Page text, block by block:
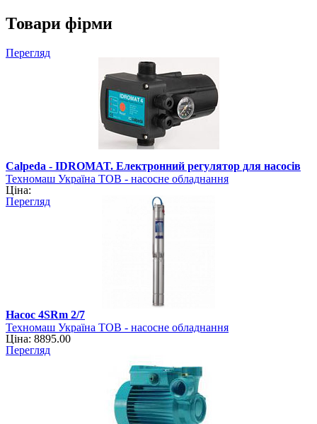
Товари фірми
Перегляд
Calpeda - IDROMAT. Електронний регулятор для насосів
Техномаш Україна ТОВ - насосне обладнання
Ціна:
Перегляд
Насос 4SRm 2/7
Техномаш Україна ТОВ - насосне обладнання
Ціна: 8895.00
Перегляд